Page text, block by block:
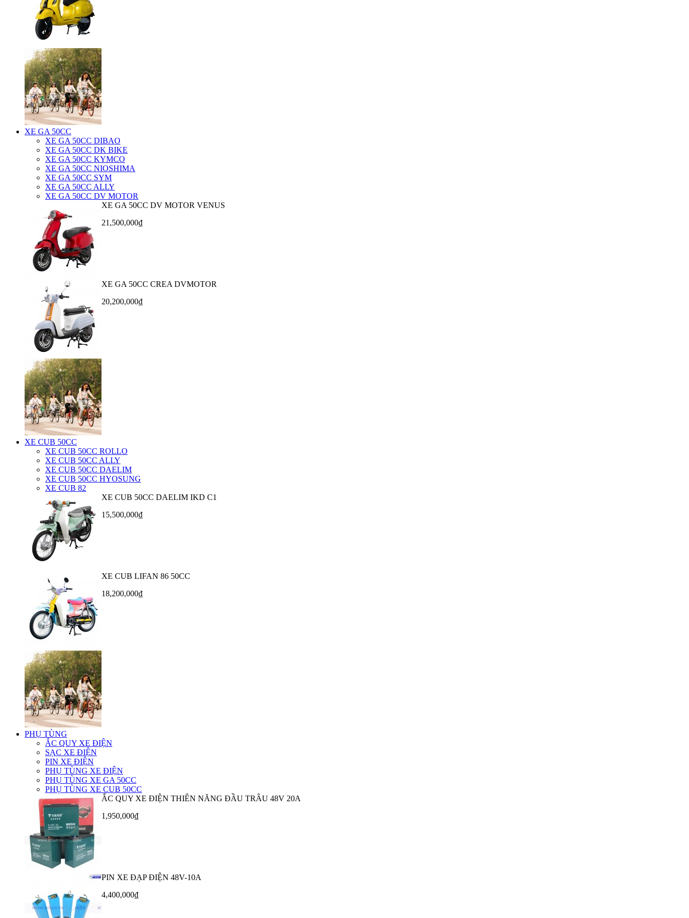
XE GA 50CC
XE GA 50CC DIBAO
XE GA 50CC DK BIKE
XE GA 50CC KYMCO
XE GA 50CC NIOSHIMA
XE GA 50CC SYM
XE GA 50CC ALLY
XE GA 50CC DV MOTOR
XE GA 50CC DV MOTOR VENUS
21,500,000₫
XE GA 50CC CREA DVMOTOR
20,200,000₫
XE CUB 50CC
XE CUB 50CC ROLLO
XE CUB 50CC ALLY
XE CUB 50CC DAELIM
XE CUB 50CC HYOSUNG
XE CUB 82
XE CUB 50CC DAELIM IKD C1
15,500,000₫
XE CUB LIFAN 86 50CC
18,200,000₫
PHỤ TÙNG
ẮC QUY XE ĐIỆN
SẠC XE ĐIỆN
PIN XE ĐIỆN
PHỤ TÙNG XE ĐIỆN
PHỤ TÙNG XE GA 50CC
PHỤ TÙNG XE CUB 50CC
ẮC QUY XE ĐIỆN THIÊN NĂNG ĐẦU TRÂU 48V 20A
1,950,000₫
PIN XE ĐẠP ĐIỆN 48V-10A
4,400,000₫